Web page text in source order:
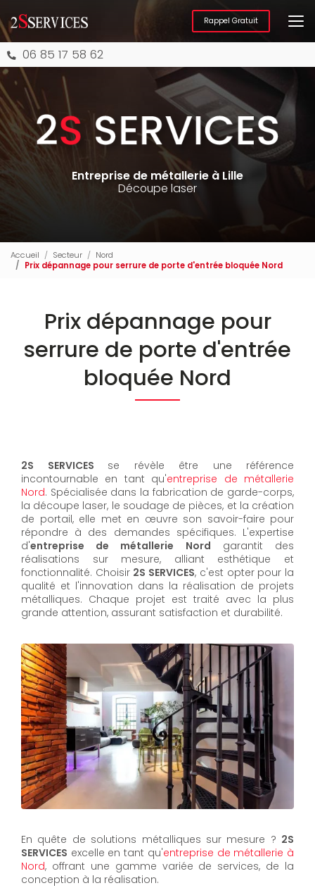
au
contenu
principal06 85 17 58 62
Rappel Gratuit
Entreprise de métallerie à Lille
Découpe laser
Accueil Secteur
Nord
Prix dépannage pour serrure de porte d'entrée bloquée Nord
Prix dépannage pour
serrure de porte d'entrée
bloquée Nord
2S SERVICES se révèle être une référence
incontournable en tant qu'entreprise de métallerie
Nord. Spécialisée dans la fabrication de garde-corps,
la découpe laser, le soudage de pièces, et la création
de portail, elle met en œuvre son savoir-faire pour
répondre à des demandes spécifiques. L'expertise
d'entreprise de métallerie Nord garantit des
réalisations sur mesure, alliant esthétique et
fonctionnalité. Choisir 2S SERVICES, c'est opter pour la
qualité et l'innovation dans la réalisation de projets
métalliques. Chaque projet est traité avec la plus
grande attention, assurant satisfaction et durabilité.
En quête de solutions métalliques sur mesure ? 2S
SERVICES excelle en tant qu'entreprise de métallerie à
Nord, offrant une gamme variée de services, de la
conception à la réalisation.